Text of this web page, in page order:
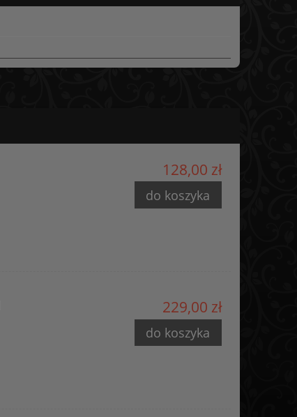
128,00 zł
do koszyka
229,00 zł
do koszyka